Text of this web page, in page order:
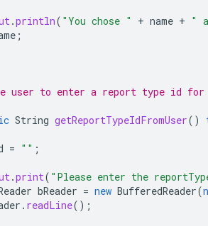
.println( "You chose " + name + "
;
user to enter a report type id
String getReportTypeIdFromUser()
= "" ;
.print( "Please enter the
bReader = new BufferedReader(
. readLine();